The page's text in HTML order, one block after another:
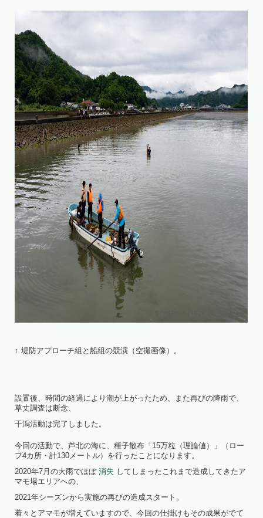
↑ 堤防アプローチ組と船組の競演（空撮画像）。
設置後、時間の経過により潮が上がったため、また再びの降雨で、
草丈調査は断念、
干潟活動は完了しました。
今回の活動で、芦北の海に、種子散布「15万粒（理論値）」（ロー
プ4カ所・計130メートル）を行ったことになります。
2020年7月の大雨でほぼ消失 してしまったこれまで造成してきたア
マモ場エリアへの、
2021年シーズンから実施の再びの造成スタート。
着々とアマモが増えていますので、今回の仕掛けもその成果がでて